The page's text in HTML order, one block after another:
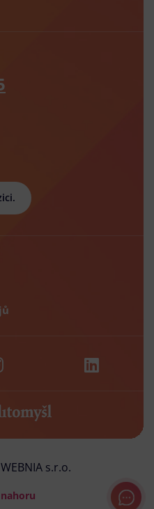
s.r.o.